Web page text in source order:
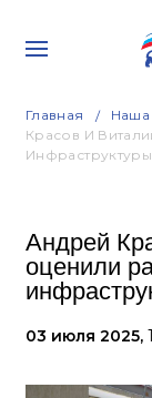
Главная Наша
Красов И
Андрей
оценили
03 июля 2025,